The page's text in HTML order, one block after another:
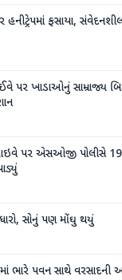
હનીટ્રેપમાં ફસાયા,
પર ખાડાઓનું સામ્રાજ્ય
પર એસઓજી પોલીસે
સોનું પણ મોંઘુ થયું
ભારે પવન સાથે વરસાદની